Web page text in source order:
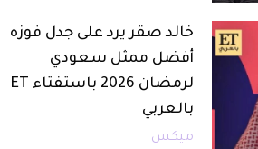
خالد صقر يرد على جدل فوزه
أفضل ممثل سعودي
لرمضان 2026 باستفتاء ET
بالعربي
ميكس